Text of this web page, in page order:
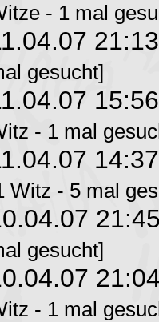
- 1 mal
gesucht]
- 1 mal
Witz - 5 mal
gesucht]
- 1 mal